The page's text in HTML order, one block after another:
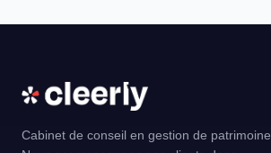
Cabinet de conseil en gestion de patrimoine.